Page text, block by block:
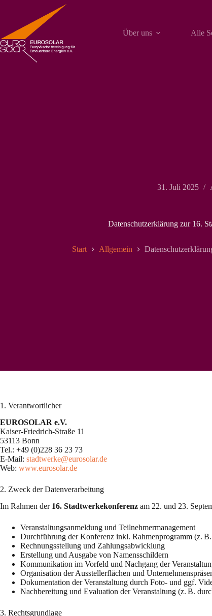
Über uns
Alle
31. Juli 2025
Datenschutzerklärung zur 16.
Start Allgemein
1. Verantwortlicher
EUROSOLAR e.V.
Kaiser-Friedrich-Straße 11
53113 Bonn
Tel.: +49 (0)228 36 23 73
E-Mail: stadtwerke@eurosolar.de
Web: www.eurosolar.de
2. Zweck der Datenverarbeitung
Im Rahmen der 16. Stadtwerkekonferenz am 22. und 23.
Veranstaltungsanmeldung und Teilnehmermanagement
Durchführung der Konferenz inkl. Rahmenprogramm (z.
Rechnungsstellung und Zahlungsabwicklung
Erstellung und Ausgabe von Namensschildern
Kommunikation im Vorfeld und Nachgang der
Organisation der Ausstellerflächen und
Dokumentation der Veranstaltung durch Foto- und ggf.
Nachbereitung und Evaluation der Veranstaltung (z. B.
3. Rechtsgrundlage